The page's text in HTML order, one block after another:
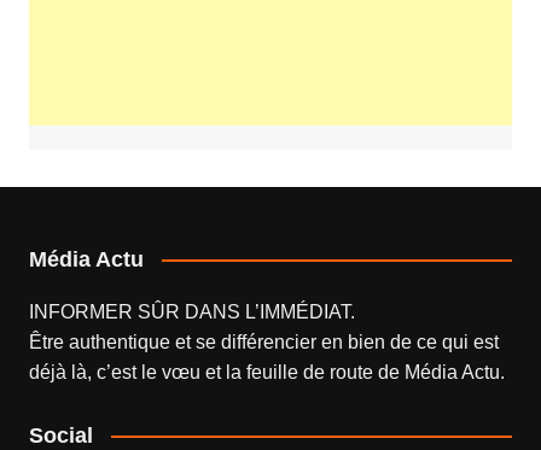
Média Actu
INFORMER SÛR DANS L’IMMÉDIAT.
Être authentique et se différencier en bien de ce qui est
déjà là, c’est le vœu et la feuille de route de Média Actu.
Social